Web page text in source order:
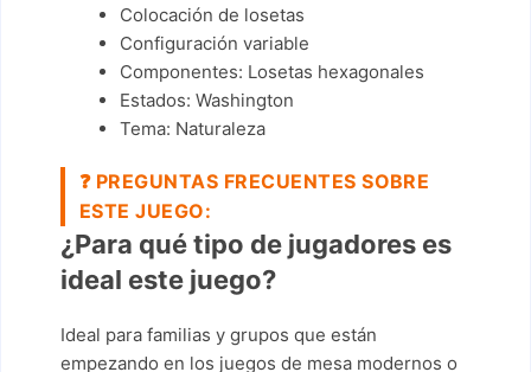
Colocación de losetas
Configuración variable
Componentes: Losetas hexagonales
Estados: Washington
Tema: Naturaleza
❓ PREGUNTAS FRECUENTES SOBRE
ESTE JUEGO:
¿Para qué tipo de jugadores es
ideal este juego?
Ideal para familias y grupos que están
empezando en los juegos de mesa modernos o